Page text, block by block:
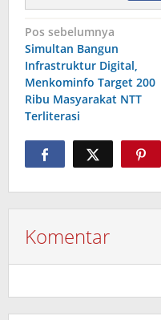
Navigasi
pos
Pos sebelumnya
Simultan Bangun
Infrastruktur Digital,
Menkominfo Target 200
Ribu Masyarakat NTT
Terliterasi
Komentar